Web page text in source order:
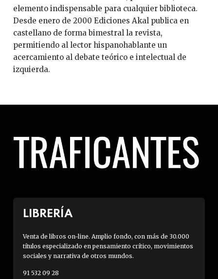
elemento indispensable para cualquier biblioteca.
Desde enero de 2000 Ediciones Akal publica en
castellano de forma bimestral la revista,
permitiendo al lector hispanohablante un
acercamiento al debate teórico e intelectual de
izquierda.
LIBRERÍA
Venta de libros on-line. Amplio fondo, con más de 30.000
títulos especializado en pensamiento crítico, movimientos
sociales y narrativa de otros mundos.
91 532 09 28